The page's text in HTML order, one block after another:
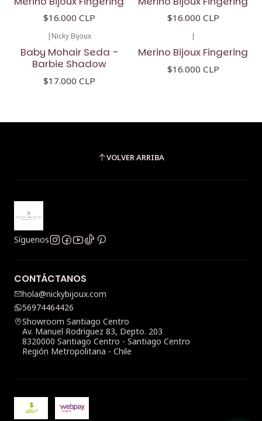
$16.000 CLP $16.000 CLP
| Nicky Bijoux
Baby Mohair Seda -
Barbie Shadow
$17.000 CLP
|
Merino Bijoux Fingering
$16.000 CLP
VOLVER ARRIBA
Síguenos
CONTÁCTANOS
hola@nickybijoux.com
56974464426
Showroom Santiago Centro
Av. Manuel Rodriguez 83, Depto. 203
8320000 Santiago Centro - Santiago Centro
Región Metropolitana - Chile